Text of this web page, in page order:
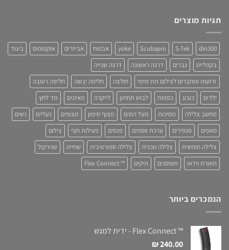
תגיות מוצרים
din300
S-Tek
Scubapro
yoke אבטוח אביזרים אוקטופוס
ביגוד
בקפלייט
גברים דרגה ראשונה
דרגה שנייה
זרועות ומחברים לצילום תת מימי
חולצה חליפה יבשה
חליפה רטובה
ילדים
כובע כפפות לבוש תחתון לייקרה מאזנים
מד לחץ
מחשב צלילה
מסיכות מעל המים מצוף סימון מצופים נעליים
נשים
סאפים
סנפירים ערכת ווסתים פנסים פעילות חוף
צילום
צלילה חופשית
צלילה טכנית צלילה ספורטיבית שחייה
שנירקול
תאורת וידאו
תופסנים תיקים ™ Flex Connect
הנמכרים ביותר
™ Flex Connect - ידית למגש
₪240.00